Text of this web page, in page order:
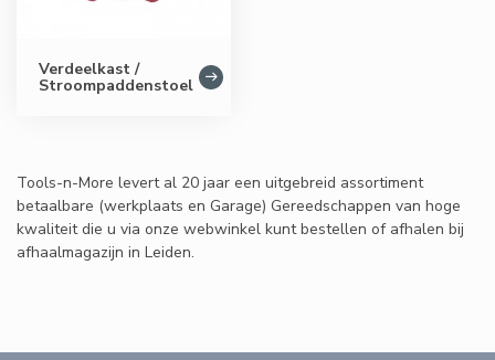
Verdeelkast /
Stroompaddenstoel
Tools-n-More levert al 20 jaar een uitgebreid assortiment
betaalbare (werkplaats en Garage) Gereedschappen van hoge
kwaliteit die u via onze webwinkel kunt bestellen of afhalen bij
afhaalmagazijn in Leiden.